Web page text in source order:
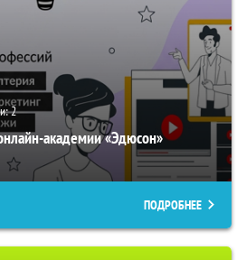
2
академии «Эдюсон»
ПОДРОБНЕЕ